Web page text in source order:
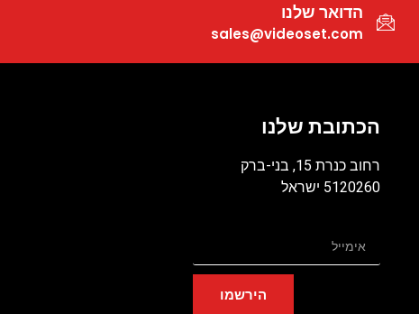
הדואר שלנו
sales@videoset.com
הכתובת שלנו
רחוב כנרת 15, בני-ברק
5120260 ישראל
הירשמו